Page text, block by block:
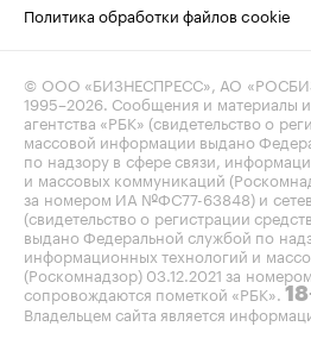
Политика обработки файлов cookie
© ООО «БИЗНЕСПРЕСС», АО
1995–2026. Сообщения и материалы
агентства «РБК» (свидетельство о
массовой информации выдано
по надзору в сфере связи,
и массовых коммуникаций
за номером ИА №ФС77-63848) и
(свидетельство о регистрации
выдано Федеральной службой по
информационных технологий и
(Роскомнадзор) 03.12.2021 за
сопровождаются пометкой «РБК».
Владельцем сайта является